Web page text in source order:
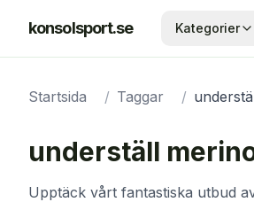
konsolsport.se Kategorier
Startsida / Taggar /
underställ
Upptäck vårt fantastiska utbud